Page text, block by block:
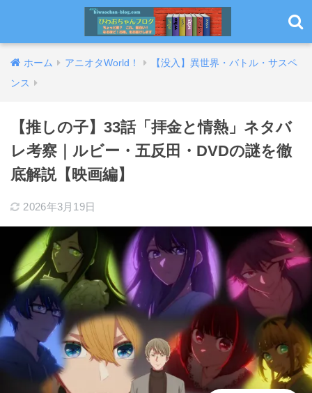
ホーム アニオタWorld！
【没入】異世界・バトル・サスペ
ンス
【推しの子】33話「拝金と情熱」ネタバ
レ考察｜ルビー・五反田・DVDの謎を徹
底解説【映画編】
2026年3月19日